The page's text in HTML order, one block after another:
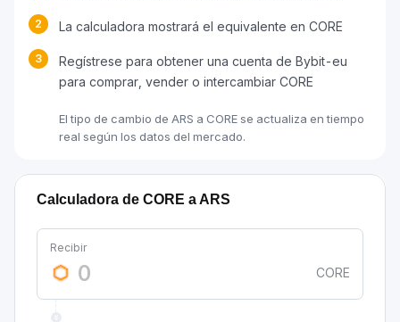
2 La calculadora mostrará el equivalente en CORE
3
Regístrese para obtener una cuenta de Bybit-eu
para comprar, vender o intercambiar CORE
El tipo de cambio de ARS a CORE se actualiza en tiempo
real según los datos del mercado.
Calculadora de CORE a ARS
Recibir
CORE